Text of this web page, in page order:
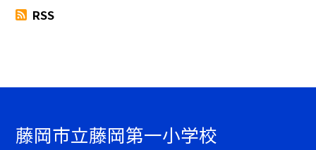
RSS
藤岡市立藤岡第一小学校